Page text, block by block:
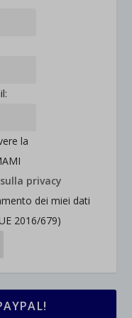
la
privacy
dei miei dati
2016/679)